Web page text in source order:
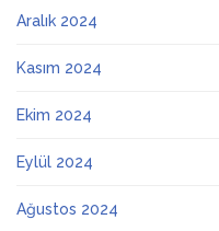
Aralık 2024
Kasım 2024
Ekim 2024
Eylül 2024
Ağustos 2024